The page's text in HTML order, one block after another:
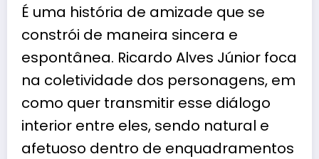
É uma história de amizade que se
constrói de maneira sincera e
espontânea. Ricardo Alves Júnior foca
na coletividade dos personagens, em
como quer transmitir esse diálogo
interior entre eles, sendo natural e
afetuoso dentro de enquadramentos